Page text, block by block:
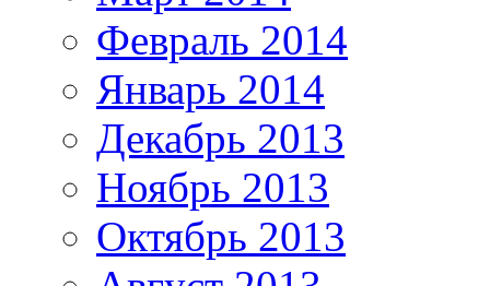
Февраль 2014
Январь 2014
Декабрь 2013
Ноябрь 2013
Октябрь 2013